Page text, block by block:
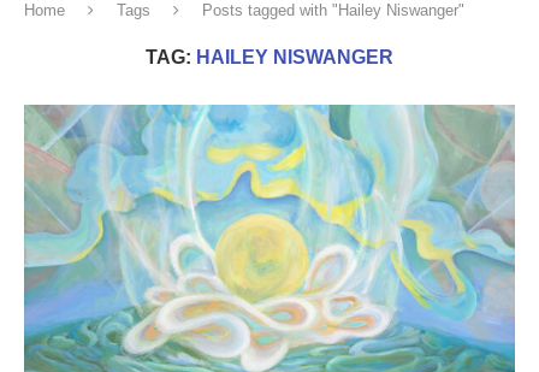
Home Tags Posts tagged with "Hailey Niswanger"
TAG: HAILEY NISWANGER